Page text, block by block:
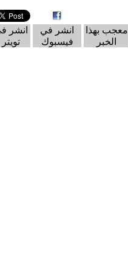
معجب بهذا
الخبر
انشر في
فيسبوك
انشر
تويتر